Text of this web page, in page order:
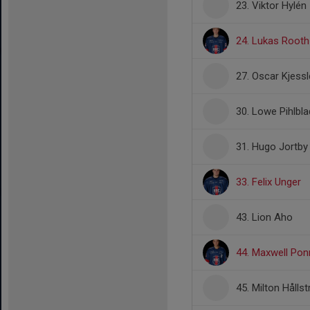
23. Viktor Hylén
24. Lukas Rooth
27. Oscar
30. Lowe
31. Hugo Jortby
33. Felix Unger
43. Lion Aho
44. Maxwell
45. Milton